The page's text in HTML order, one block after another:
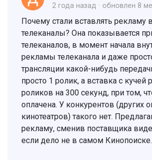
2 года назад обновлен 8
Почему стали вставлять рекламу в
телеканалы? Она показывается
телеканалов, в момент начала
рекламы телеканала и даже
трансляции какой-нибудь
просто 1 ролик, а вставка с
роликов на 300 секунд, при том,
оплачена. У конкурентов (других
кинотеатров) такого нет.
рекламу, сменив поставщика
если дело не в самом Кинопоиске.